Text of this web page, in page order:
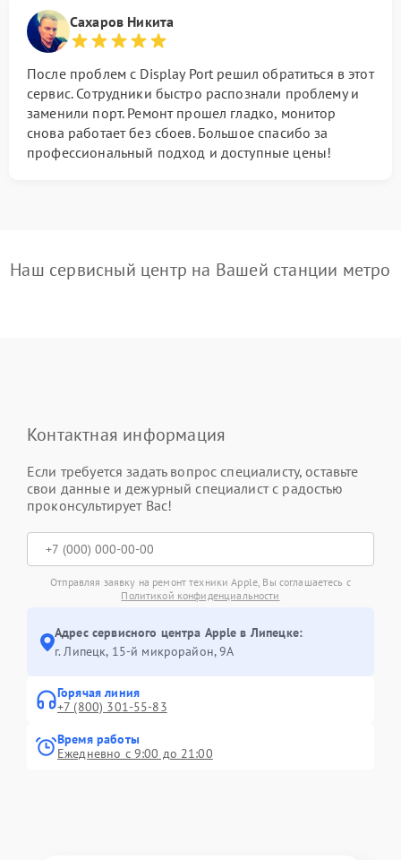
Сахаров Никита
После проблем с Display Port решил обратиться в этот
сервис. Сотрудники быстро распознали проблему и
заменили порт. Ремонт прошел гладко, монитор
снова работает без сбоев. Большое спасибо за
профессиональный подход и доступные цены!
Наш сервисный центр на Вашей станции метро
Контактная информация
Если требуется задать вопрос специалисту, оставьте
свои данные и дежурный специалист с радостью
проконсультирует Вас!
Отправляя заявку на ремонт техники Apple, Вы соглашаетесь с
Политикой конфиденциальности
Адрес сервисного центра Apple в Липецке:
г. Липецк, 15-й микрорайон, 9А
Горячая линия
+7 (800) 301-55-83
Время работы
Ежедневно с 9:00 до 21:00